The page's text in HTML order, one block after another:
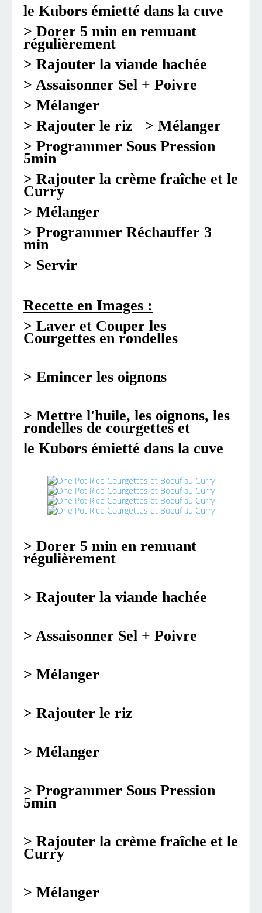
le Kubors émietté dans la cuve
> Dorer 5 min en remuant
régulièrement
> Rajouter la viande hachée
> Assaisonner Sel + Poivre
> Mélanger
> Rajouter le riz > Mélanger
> Programmer Sous Pression
5min
> Rajouter la crème fraîche et le
Curry
> Mélanger
> Programmer Réchauffer 3
min
> Servir
Recette en Images :
> Laver et Couper les
Courgettes en rondelles
> Emincer les oignons
> Mettre l'huile, les oignons, les
rondelles de courgettes et
le Kubors émietté dans la cuve
> Dorer 5 min en remuant
régulièrement
> Rajouter la viande hachée
> Assaisonner Sel + Poivre
> Mélanger
> Rajouter le riz
> Mélanger
> Programmer Sous Pression
5min
> Rajouter la crème fraîche et le
Curry
> Mélanger